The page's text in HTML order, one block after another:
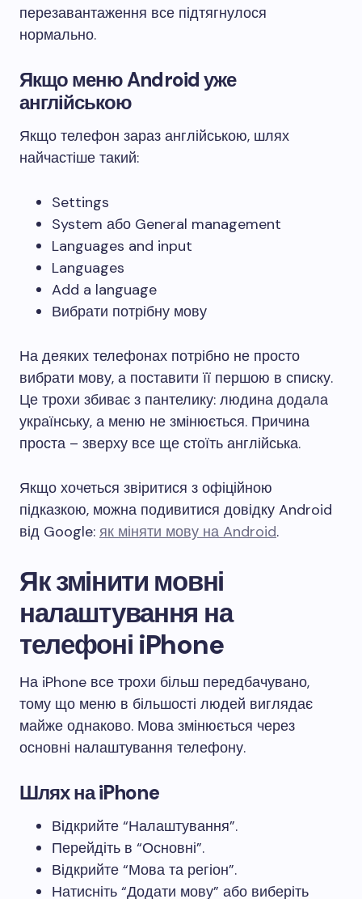
перезавантаження все підтягнулося
нормально.
Якщо меню Android уже
англійською
Якщо телефон зараз англійською, шлях
найчастіше такий:
Settings
System або General management
Languages and input
Languages
Add a language
Вибрати потрібну мову
На деяких телефонах потрібно не просто
вибрати мову, а поставити її першою в списку.
Це трохи збиває з пантелику: людина додала
українську, а меню не змінюється. Причина
проста – зверху все ще стоїть англійська.
Якщо хочеться звіритися з офіційною
підказкою, можна подивитися довідку Android
від Google: як міняти мову на Android.
Як змінити мовні
налаштування на
телефоні iPhone
На iPhone все трохи більш передбачувано,
тому що меню в більшості людей виглядає
майже однаково. Мова змінюється через
основні налаштування телефону.
Шлях на iPhone
Відкрийте “Налаштування”.
Перейдіть в “Основні”.
Відкрийте “Мова та регіон”.
Натисніть “Додати мову” або виберіть